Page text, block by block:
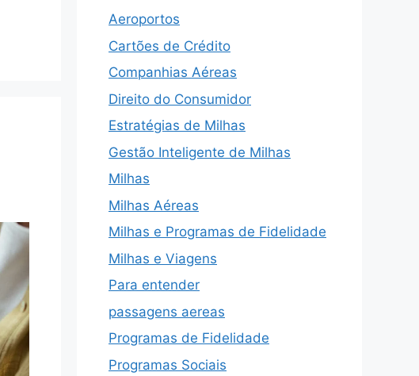
Aeroportos
Cartões de Crédito
Companhias Aéreas
Direito do Consumidor
Estratégias de Milhas
Gestão Inteligente de Milhas
Milhas
Milhas Aéreas
Milhas e Programas de Fidelidade
Milhas e Viagens
Para entender
passagens aereas
Programas de Fidelidade
Programas Sociais